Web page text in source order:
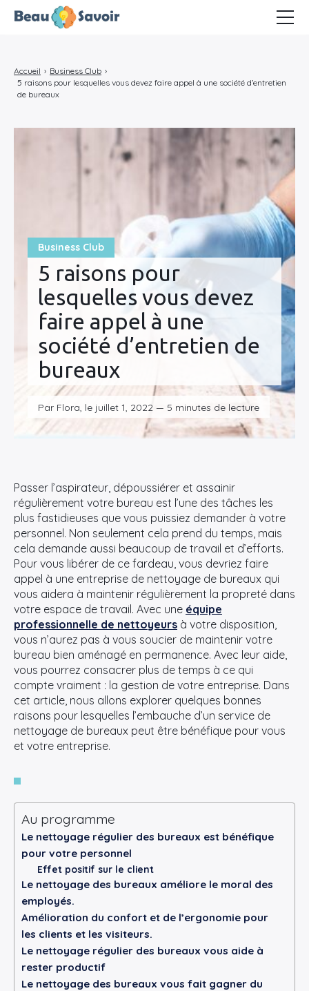
Business Club
5 raisons pour
lesquelles vous devez
faire appel à une
société d’entretien de
bureaux
Par Flora, le juillet 1, 2022 — 5 minutes de lecture
Accueil › Business Club ›
5 raisons pour lesquelles vous devez faire appel à une société d’entretien
de bureaux
Passer l’aspirateur, dépoussiérer et assainir
régulièrement votre bureau est l’une des tâches les
plus fastidieuses que vous puissiez demander à votre
personnel. Non seulement cela prend du temps, mais
cela demande aussi beaucoup de travail et d’efforts.
Pour vous libérer de ce fardeau, vous devriez faire
appel à une entreprise de nettoyage de bureaux qui
vous aidera à maintenir régulièrement la propreté dans
votre espace de travail. Avec une équipe
professionnelle de nettoyeurs à votre disposition,
vous n’aurez pas à vous soucier de maintenir votre
bureau bien aménagé en permanence. Avec leur aide,
vous pourrez consacrer plus de temps à ce qui
compte vraiment : la gestion de votre entreprise. Dans
cet article, nous allons explorer quelques bonnes
raisons pour lesquelles l’embauche d’un service de
nettoyage de bureaux peut être bénéfique pour vous
et votre entreprise.
Au programme
Le nettoyage régulier des bureaux est bénéfique
pour votre personnel
Effet positif sur le client
Le nettoyage des bureaux améliore le moral des
employés.
Amélioration du confort et de l’ergonomie pour
les clients et les visiteurs.
Le nettoyage régulier des bureaux vous aide à
rester productif
Le nettoyage des bureaux vous fait gagner du
Marketing Cartel